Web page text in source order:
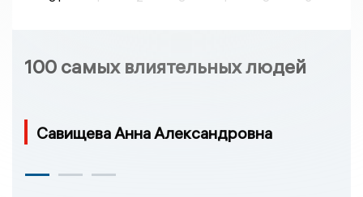
100 самых влиятельных людей
Савищева Анна Александровна